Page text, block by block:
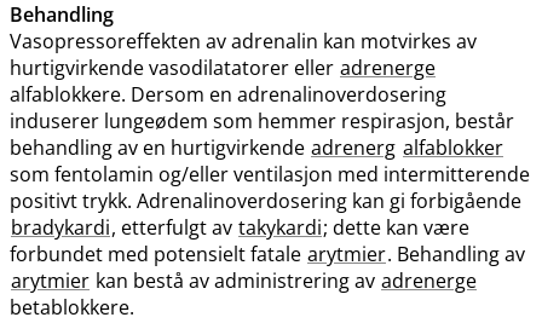
Behandling
Vasopressoreffekten av adrenalin kan motvirkes av
hurtigvirkende vasodilatatorer eller adrenerge
alfablokkere. Dersom en adrenalinoverdosering
induserer lungeødem som hemmer respirasjon, består
behandling av en hurtigvirkende adrenerg alfablokker
som fentolamin og​/​eller ventilasjon med intermitterende
positivt trykk. Adrenalinoverdosering kan gi forbigående
bradykardi, etterfulgt av takykardi; dette kan være
forbundet med potensielt fatale arytmier. Behandling av
arytmier kan bestå av administrering av adrenerge
betablokkere.